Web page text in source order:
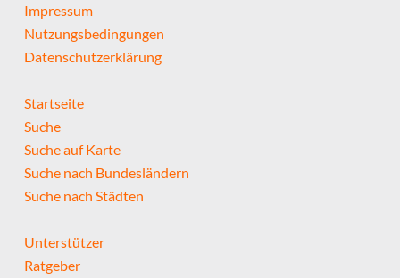
Impressum
Nutzungsbedingungen
Datenschutzerklärung
Startseite
Suche
Suche auf Karte
Suche nach Bundesländern
Suche nach Städten
Unterstützer
Ratgeber